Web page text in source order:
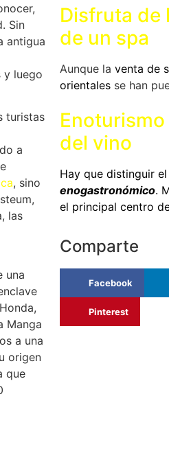
Sin
antigua
y luego
turistas
a
, sino
las
una
Manga
a una
origen
que
Disfruta de
de un spa
Aunque la venta de
orientalesse han
del vino
Hay que distinguir
enogastronómico.
el principal centro
Comparte
Facebook
Pinterest